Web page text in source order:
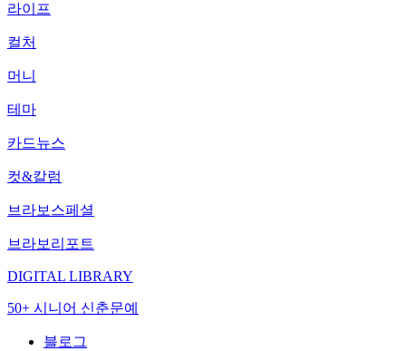
라이프
컬처
머니
테마
카드뉴스
컷&칼럼
브라보스페셜
브라보리포트
DIGITAL LIBRARY
50+ 시니어 신춘문예
블로그